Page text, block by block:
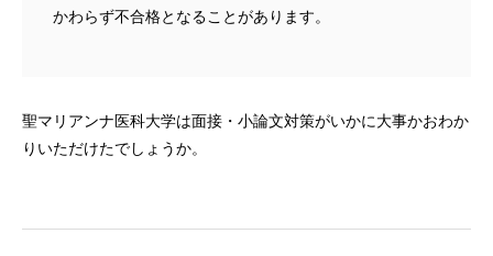
かわらず不合格となることがあります。
聖マリアンナ医科大学は面接・小論文対策がいかに大事かおわか
りいただけたでしょうか。